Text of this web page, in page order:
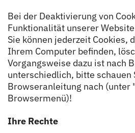
Bei der Deaktivierung von
Funktionalität unserer
Sie können jederzeit Cookies,
Ihrem Computer befinden,
Vorgangsweise dazu ist nach
unterschiedlich, bitte schauen
Browseranleitung nach (unter
Browsermenü)!
Ihre Rechte